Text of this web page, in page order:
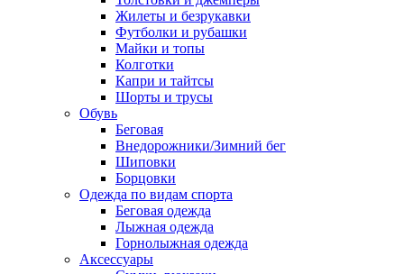
Жилеты и безрукавки
Футболки и рубашки
Майки и топы
Колготки
Капри и тайтсы
Шорты и трусы
Обувь
Беговая
Внедорожники/Зимний бег
Шиповки
Борцовки
Одежда по видам спорта
Беговая одежда
Лыжная одежда
Горнолыжная одежда
Аксессуары